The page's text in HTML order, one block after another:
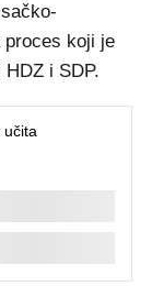
proces koji je
i SDP.